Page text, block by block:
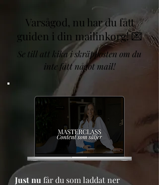
Varsågod, nu har du fått
guiden i din mailinkorg! 💌
Se till att kika i skräpposten om du
inte fått något mail!
Just nu får du som laddat ner